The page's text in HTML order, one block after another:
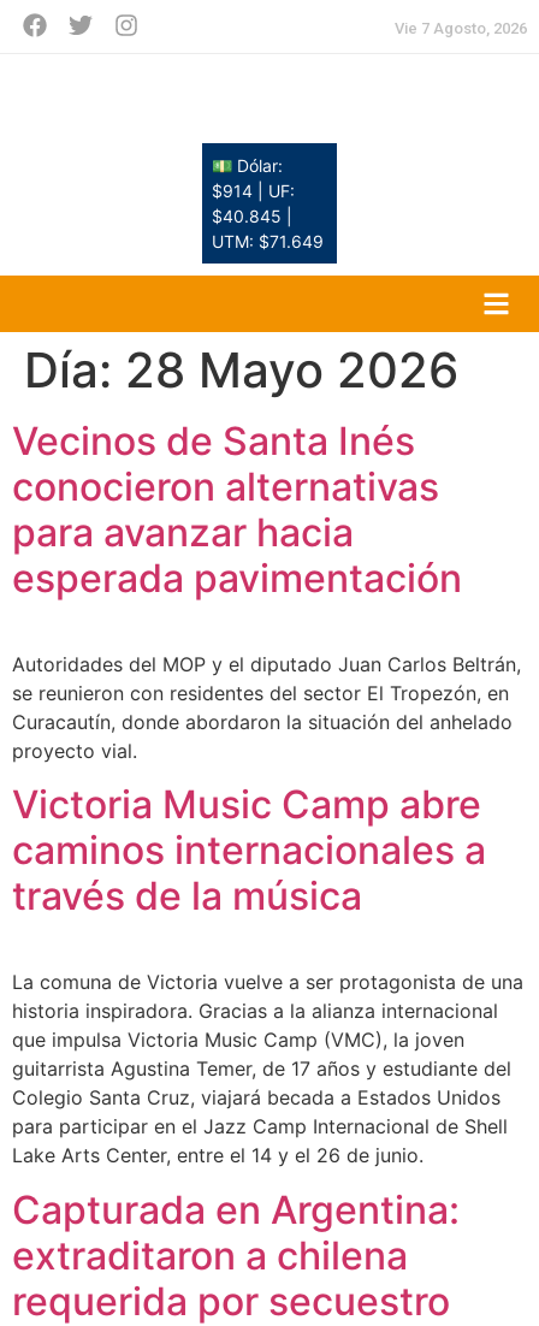
Vie 7 Agosto, 2026
💵 Dólar:
$914 | UF:
$40.845 |
UTM: $71.649
Día: 28 Mayo 2026
Vecinos de Santa Inés
conocieron alternativas
para avanzar hacia
esperada pavimentación
Autoridades del MOP y el diputado Juan Carlos Beltrán,
se reunieron con residentes del sector El Tropezón, en
Curacautín, donde abordaron la situación del anhelado
proyecto vial.
Victoria Music Camp abre
caminos internacionales a
través de la música
La comuna de Victoria vuelve a ser protagonista de una
historia inspiradora. Gracias a la alianza internacional
que impulsa Victoria Music Camp (VMC), la joven
guitarrista Agustina Temer, de 17 años y estudiante del
Colegio Santa Cruz, viajará becada a Estados Unidos
para participar en el Jazz Camp Internacional de Shell
Lake Arts Center, entre el 14 y el 26 de junio.
Capturada en Argentina:
extraditaron a chilena
requerida por secuestro